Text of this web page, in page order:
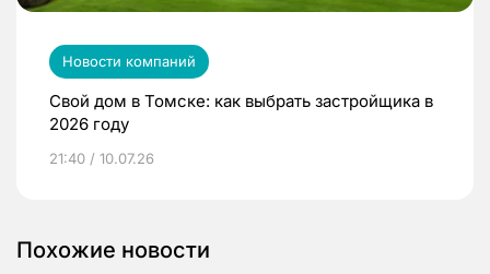
Новости компаний
Свой дом в Томске: как выбрать застройщика в
2026 году
21:40 / 10.07.26
Похожие новости